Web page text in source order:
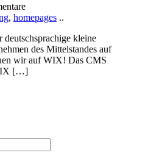
, homepages ..
kleine
des Mittelstandes auf
wir auf WIX! Das CMS
[…]